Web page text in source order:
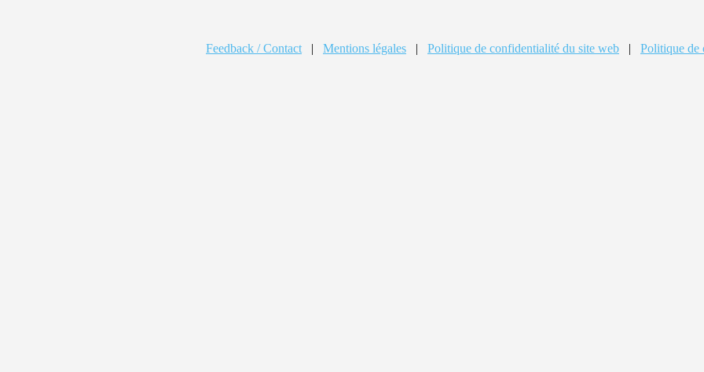
Feedback / Contact | Mentions légales | Politique de confidentialité du site web | Politique de